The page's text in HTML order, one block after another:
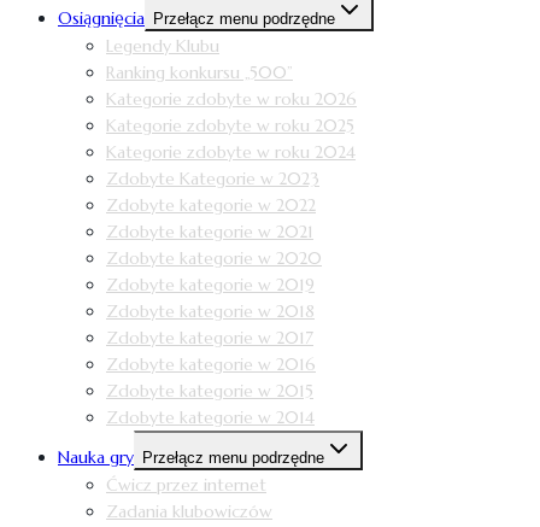
Osiągnięcia Przełącz menu podrzędne
Legendy Klubu
Ranking konkursu „500”
Kategorie zdobyte w roku 2026
Kategorie zdobyte w roku 2025
Kategorie zdobyte w roku 2024
Zdobyte Kategorie w 2023
Zdobyte kategorie w 2022
Zdobyte kategorie w 2021
Zdobyte kategorie w 2020
Zdobyte kategorie w 2019
Zdobyte kategorie w 2018
Zdobyte kategorie w 2017
Zdobyte kategorie w 2016
Zdobyte kategorie w 2015
Zdobyte kategorie w 2014
Nauka gry Przełącz menu podrzędne
Ćwicz przez internet
Zadania klubowiczów